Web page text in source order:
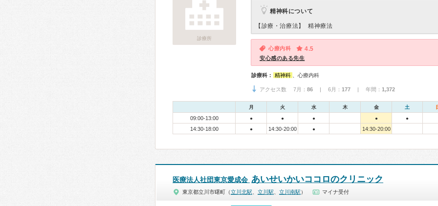
診療所
精神科について
【診療・治療法】 精神療法
心療内科 4.5
安心感のある先生
診療科： 精神科 、心療内科
アクセス数 7月： 86 | 6月： 177 | 年間： 1,372
月 火 水 木 金 土
09:00-13:00 ● ● ● ● ●
14:30-18:00 ● 14:30-20:00 ● 14:30-20:00
医療法人社団東京愛成会 あいせいかいココロのクリニック
東京都立川市曙町（立川北駅 立川駅 立川南駅 ） マイナ受付